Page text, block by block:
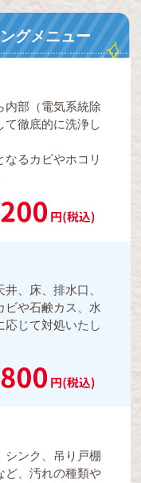
グメニュー
内部（電気系統除
て徹底的に洗浄し
なるカビやホコリ
、床、排水口、
ビや石鹸カス、水
応じて対処いたし
シンク、吊り戸棚
ど、汚れの種類や